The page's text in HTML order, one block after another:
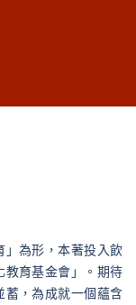
」為形，本著投入飲
教育基金會」。期待
蓄，為成就一個蘊含